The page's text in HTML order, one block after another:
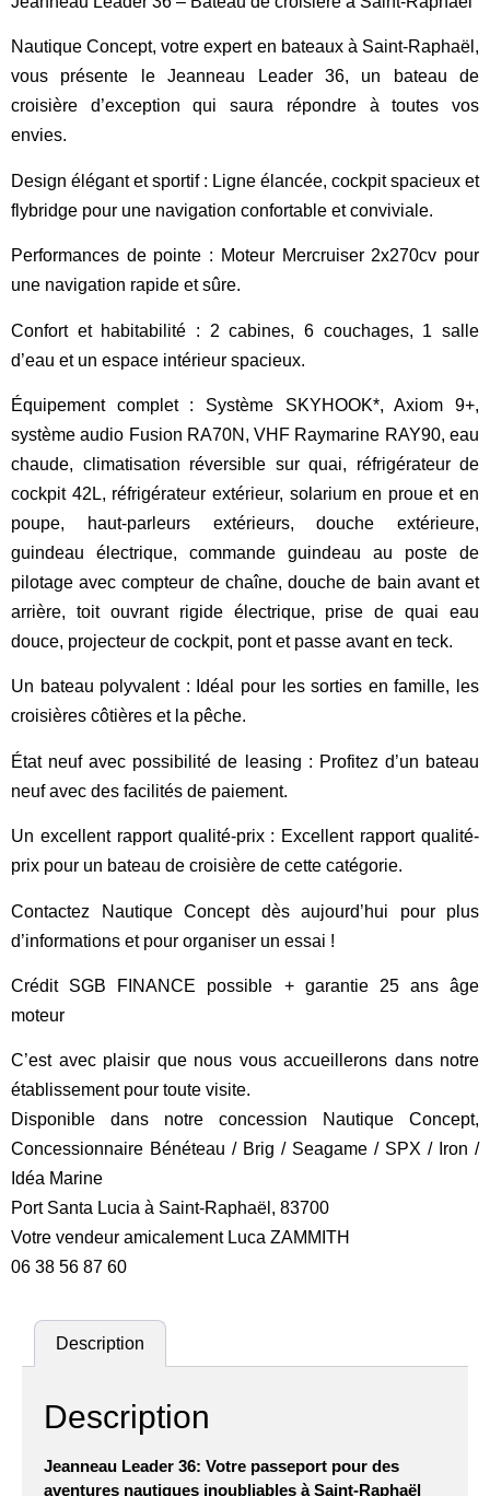
Nautique Concept, votre expert en bateaux à Saint-Raphaël,
vous présente leJeanneau Leader 36, un bateau de
croisière d’exception qui saura répondre à toutes vos
envies.
Design élégant et sportif: Ligne élancée, cockpit spacieux et
flybridge pour une navigation confortable et conviviale.
Performances de pointe : Moteur Mercruiser 2x270cv pour
une navigation rapide et sûre.
Confort et habitabilité : 2 cabines, 6 couchages, 1 salle
d’eau et un espace intérieur spacieux.
Équipement complet: Système SKYHOOK*, Axiom 9+,
système audio Fusion RA70N, VHF Raymarine RAY90, eau
chaude, climatisation réversible sur quai, réfrigérateur de
cockpit 42L, réfrigérateur extérieur, solarium en proue et en
poupe, haut-parleurs extérieurs, douche extérieure,
guindeau électrique, commande guindeau au poste de
pilotage avec compteur de chaîne, douchede bain avant et
arrière, toit ouvrant rigide électrique, prise de quai eau
douce, projecteur de cockpit, pont et passe avant en teck.
Un bateau polyvalent: Idéal pour les sorties en famille, les
croisières côtières et la pêche.
État neuf avec possibilité de leasing : Profitez d’un bateau
neuf avec des facilités de paiement.
Un excellent rapport qualité-prix: Excellent rapport qualité-
prix pour un bateau de croisière de cette catégorie.
Contactez Nautique Concept dès aujourd’hui pour plus
d’informations et pour organiser un essai !
Crédit SGB FINANCE possible + garantie 25 ans âge
moteur
C’est avec plaisir que nous vous accueillerons dans notre
établissement pour toute visite.
Disponible dans notre concession Nautique Concept,
Concessionnaire Bénéteau / Brig / Seagame / SPX / Iron /
Idéa Marine
Port Santa Lucia à Saint-Raphaël, 83700
Votre vendeur amicalement Luca ZAMMITH
06 38 56 87 60
Description
Description
Jeanneau Leader 36: Votre passeport pour des
aventures nautiques inoubliables à Saint-Raphaël